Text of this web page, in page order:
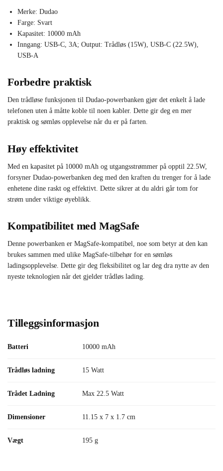
Merke: Dudao
Farge: Svart
Kapasitet: 10000 mAh
Inngang: USB-C, 3A; Output: Trådløs (15W), USB-C (22.5W),
USB-A
Forbedre praktisk
Den trådløse funksjonen til Dudao-powerbanken gjør det enkelt å lade
telefonen uten å måtte koble til noen kabler. Dette gir deg en mer
praktisk og sømløs opplevelse når du er på farten.
Høy effektivitet
Med en kapasitet på 10000 mAh og utgangsstrømmer på opptil 22.5W,
forsyner Dudao-powerbanken deg med den kraften du trenger for å lade
enhetene dine raskt og effektivt. Dette sikrer at du aldri går tom for
strøm under viktige øyeblikk.
Kompatibilitet med MagSafe
Denne powerbanken er MagSafe-kompatibel, noe som betyr at den kan
brukes sammen med ulike MagSafe-tilbehør for en sømløs
ladingsopplevelse. Dette gir deg fleksibilitet og lar deg dra nytte av den
nyeste teknologien når det gjelder trådløs lading.
Tilleggsinformasjon
Batteri 10000 mAh
Trådløs ladning 15 Watt
Trådet Ladning Max 22.5 Watt
Dimensioner 11.15 x 7 x 1.7 cm
Vægt 195 g